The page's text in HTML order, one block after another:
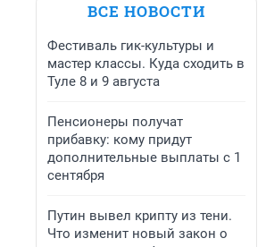
ВСЕ НОВОСТИ
Фестиваль гик-культуры и
мастер классы. Куда сходить в
Туле 8 и 9 августа
Пенсионеры получат
прибавку: кому придут
дополнительные выплаты с 1
сентября
Путин вывел крипту из тени.
Что изменит новый закон о